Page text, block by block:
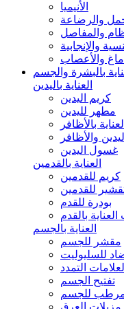
الأنيميا
والرضاعة
والمفاصل
والإنجابية
والأعصاب
بالبشرة والجسم
العناية باليدين
كريم اليدين
مطهر لليدين
العناية بالأظافر
والأظافر
غسول اليدين
العناية بالقدمين
كريم للقدمين
للقدمين
بودرة للقدم
بالقدم
العناية بالجسم
مقشر للجسم
للسليوليت
التمدد
تفتيح الجسم
للجسم
مزيلات العرق